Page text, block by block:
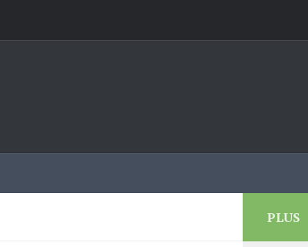
PLUS